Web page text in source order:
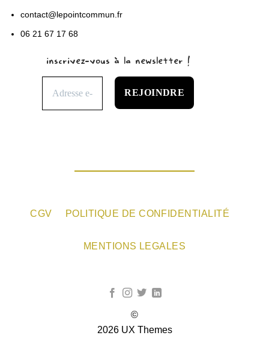
contact@lepointcommun.fr
06 21 67 17 68
inscrivez-vous à la newsletter !
CGV POLITIQUE DE CONFIDENTIALITÉ
MENTIONS LEGALES
©
2026 UX Themes